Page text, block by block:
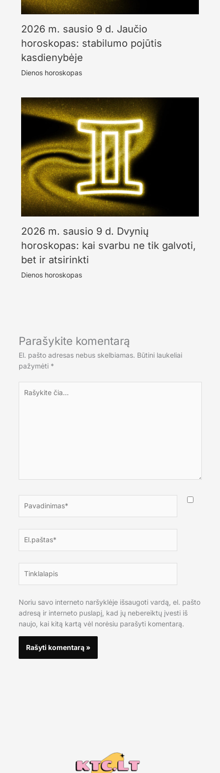
2026 m. sausio 9 d. Jaučio
horoskopas: stabilumo pojūtis
kasdienybėje
Dienos horoskopas
2026 m. sausio 9 d. Dvynių
horoskopas: kai svarbu ne tik galvoti,
bet ir atsirinkti
Dienos horoskopas
Parašykite komentarą
El. pašto adresas nebus skelbiamas. Būtini laukeliai
pažymėti *
čia...
Noriu savo interneto naršyklėje išsaugoti vardą, el. pašto
adresą ir interneto puslapį, kad jų nebereiktų įvesti iš
naujo, kai kitą kartą vėl norėsiu parašyti komentarą.